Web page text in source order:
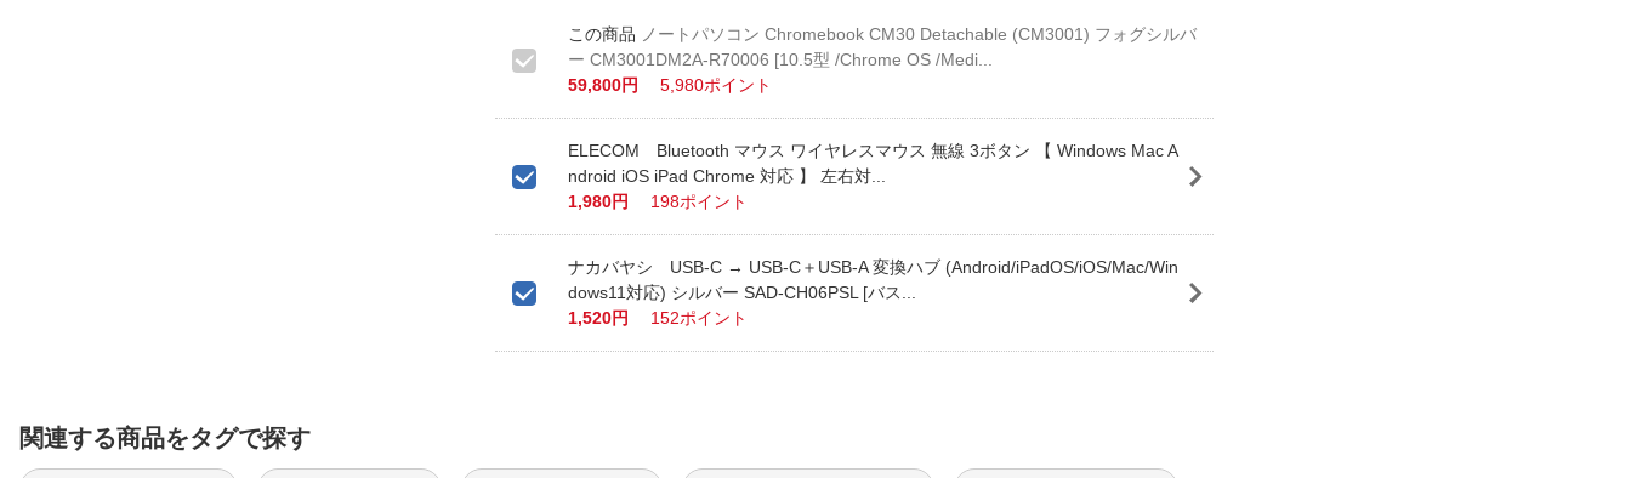
ノートパソコン Chromebook CM30 Detachable (CM3001) フォグシルバ
ー CM3001DM2A-R70006 [10.5型 /Chrome OS /Medi...
59,800円
5,980ポイント
ELECOM Bluetooth マウス ワイヤレスマウス 無線 3ボタン 【 Windows Mac A
ndroid iOS iPad Chrome 対応 】 左右対...
1,980円
198ポイント
ナカバヤシ USB-C → USB-C＋USB-A 変換ハブ (Android/iPadOS/iOS/Mac/Win
dows11対応) シルバー SAD-CH06PSL [バス...
1,520円
152ポイント
関連する商品をタグで探す